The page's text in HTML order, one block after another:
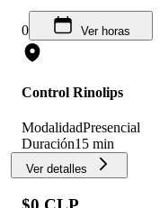
0 Ver horas
Control Rinolips
ModalidadPresencial
Duración15 min
Ver detalles